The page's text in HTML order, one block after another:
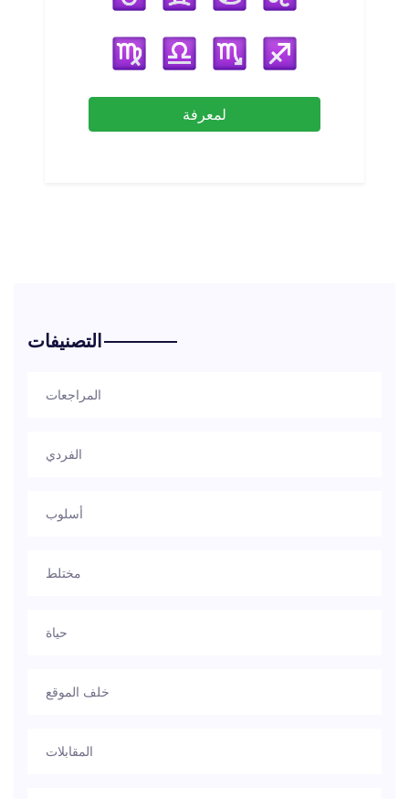
لمعرفة
التصنيفات
المراجعات
الفردي
أسلوب
مختلط
حياة
خلف الموقع
المقابلات